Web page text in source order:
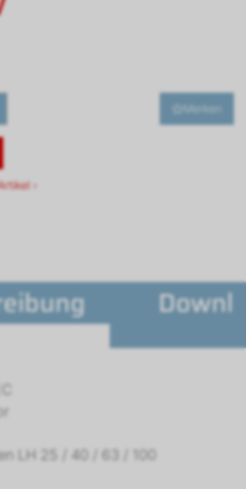
Merken
›
LH 25 / 40 / 63 / 100